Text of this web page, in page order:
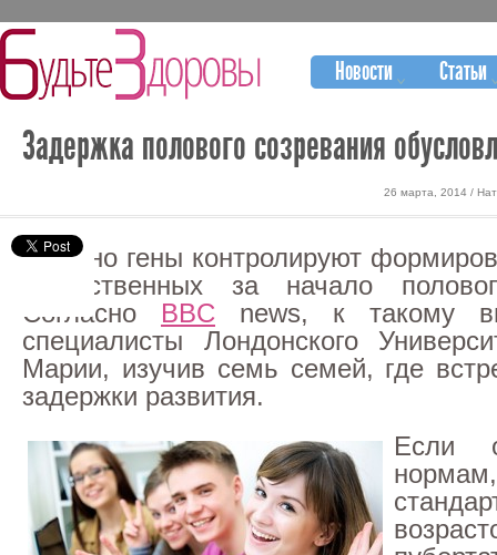
Новости Статьи
Задержка полового созревания
26 марта, 2014 /
Именно гены контролируют
ответственных за начало
Согласно BBC news, к такому
специалисты Лондонского
Марии, изучив семь семей, где
задержки развития.
Если